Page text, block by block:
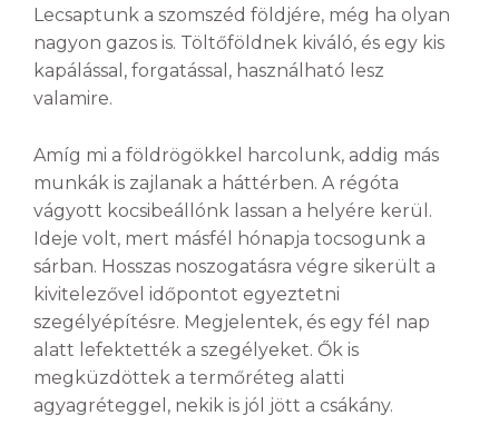
Lecsaptunk a szomszéd földjére, még ha olyan
nagyon gazos is. Töltőföldnek kiváló, és egy kis
kapálással, forgatással, használható lesz
valamire.
Amíg mi a földrögökkel harcolunk, addig más
munkák is zajlanak a háttérben. A régóta
vágyott kocsibeállónk lassan a helyére kerül.
Ideje volt, mert másfél hónapja tocsogunk a
sárban. Hosszas noszogatásra végre sikerült a
kivitelezővel időpontot egyeztetni
szegélyépítésre. Megjelentek, és egy fél nap
alatt lefektették a szegélyeket. Ők is
megküzdöttek a termőréteg alatti
agyagréteggel, nekik is jól jött a csákány.